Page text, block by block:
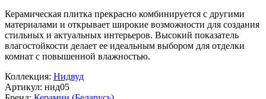
Керамическая плитка прекрасно комбинируется с другими
материалами и открывает широкие возможности для создания
стильных и актуальных интерьеров. Высокий показатель
влагостойкости делает ее идеальным выбором для отделки
комнат с повышенной влажностью.
Коллекция: Нидвуд
Артикул: нид05